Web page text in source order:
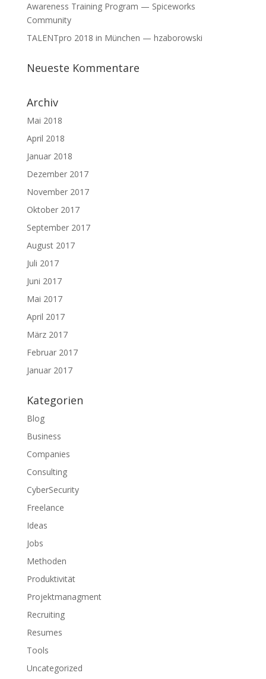
Awareness Training Program — Spiceworks
Community
TALENTpro 2018 in München — hzaborowski
Neueste Kommentare
Archiv
Mai 2018
April 2018
Januar 2018
Dezember 2017
November 2017
Oktober 2017
September 2017
August 2017
Juli 2017
Juni 2017
Mai 2017
April 2017
März 2017
Februar 2017
Januar 2017
Kategorien
Blog
Business
Companies
Consulting
CyberSecurity
Freelance
Ideas
Jobs
Methoden
Produktivität
Projektmanagment
Recruiting
Resumes
Tools
Uncategorized